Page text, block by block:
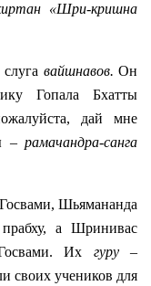
«Шри-кришна
вайшнавов. Он
Гопала Бхатты
дай мне
– рамачандра-санга
Шьямананда
а Шринивас
Их гуру–
своих учеников для